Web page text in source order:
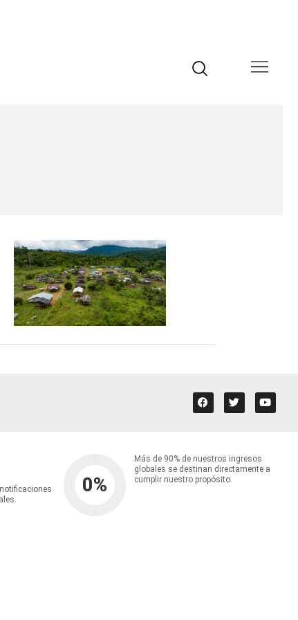
0%
Más de 90% de nuestros ingresos
globales se destinan directamente a
cumplir nuestro propósito.